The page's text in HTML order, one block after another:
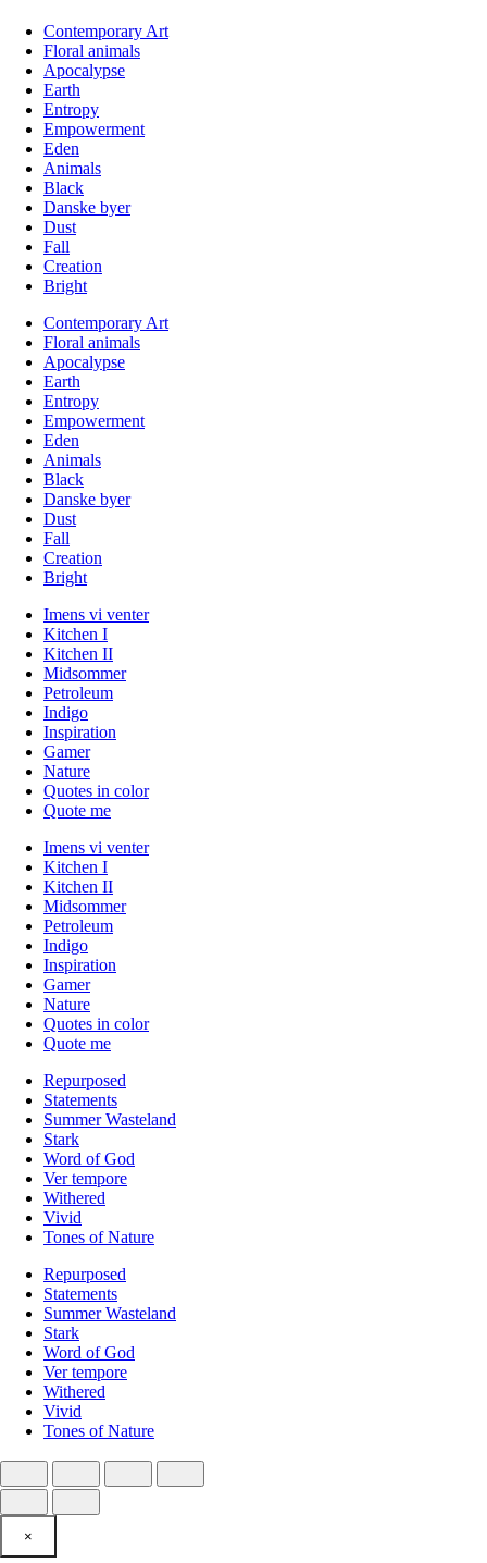
Contemporary Art
Floral animals
Apocalypse
Earth
Entropy
Empowerment
Eden
Animals
Black
Danske byer
Dust
Fall
Creation
Bright
Contemporary Art
Floral animals
Apocalypse
Earth
Entropy
Empowerment
Eden
Animals
Black
Danske byer
Dust
Fall
Creation
Bright
Imens vi venter
Kitchen I
Kitchen II
Midsommer
Petroleum
Indigo
Inspiration
Gamer
Nature
Quotes in color
Quote me
Imens vi venter
Kitchen I
Kitchen II
Midsommer
Petroleum
Indigo
Inspiration
Gamer
Nature
Quotes in color
Quote me
Repurposed
Statements
Summer Wasteland
Stark
Word of God
Ver tempore
Withered
Vivid
Tones of Nature
Repurposed
Statements
Summer Wasteland
Stark
Word of God
Ver tempore
Withered
Vivid
Tones of Nature
×